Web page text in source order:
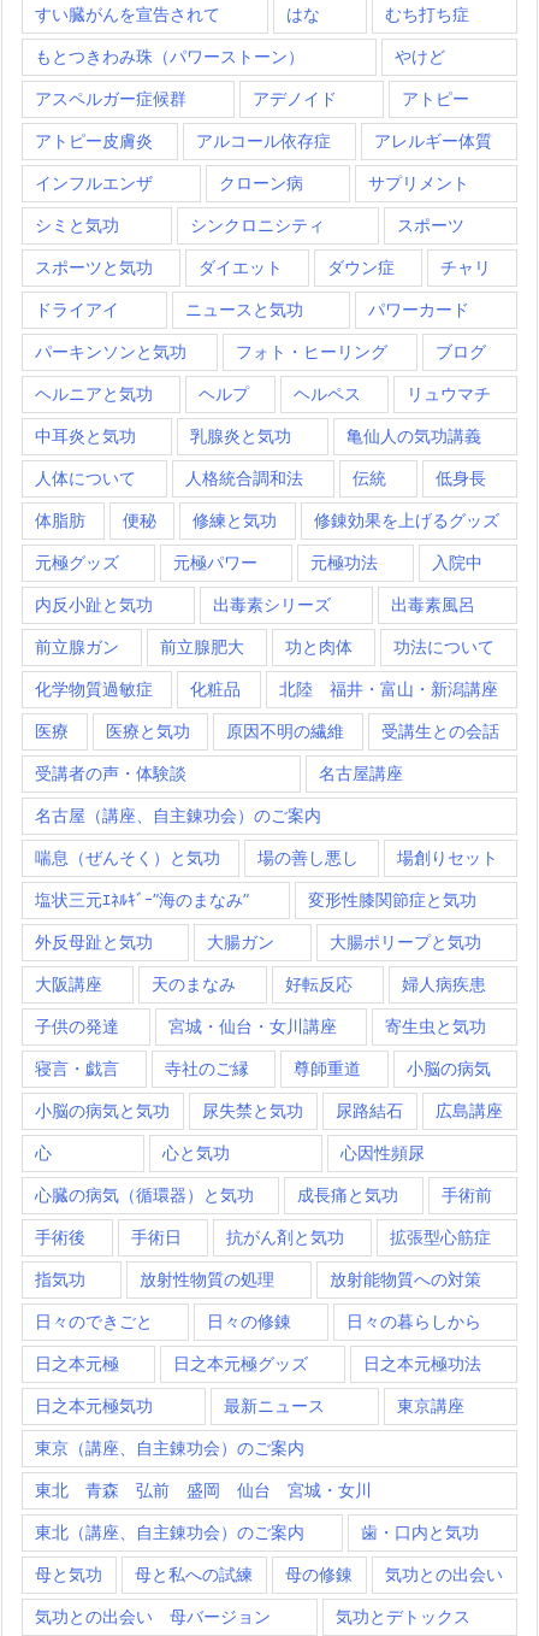
すい臓がんを宣告されて はな むち打ち症
もとつきわみ珠（パワーストーン） やけど
アスペルガー症候群 アデノイド アトピー
アトピー皮膚炎 アルコール依存症 アレルギー体質
インフルエンザ クローン病 サプリメント
シミと気功 シンクロニシティ スポーツ
スポーツと気功 ダイエット ダウン症 チャリ
ドライアイ ニュースと気功 パワーカード
パーキンソンと気功 フォト・ヒーリング ブログ
ヘルニアと気功 ヘルプ ヘルペス リュウマチ
中耳炎と気功 乳腺炎と気功 亀仙人の気功講義
人体について 人格統合調和法 伝統 低身長
体脂肪 便秘 修練と気功 修錬効果を上げるグッズ
元極グッズ 元極パワー 元極功法 入院中
内反小趾と気功 出毒素シリーズ 出毒素風呂
前立腺ガン 前立腺肥大 功と肉体 功法について
化学物質過敏症 化粧品 北陸 福井・富山・新潟講座
医療 医療と気功 原因不明の繊維 受講生との会話
受講者の声・体験談 名古屋講座
名古屋（講座、自主錬功会）のご案内
喘息（ぜんそく）と気功 場の善し悪し 場創りセット
塩状三元ｴﾈﾙｷﾞｰ”海のまなみ” 変形性膝関節症と気功
外反母趾と気功 大腸ガン 大腸ポリープと気功
大阪講座 天のまなみ 好転反応 婦人病疾患
子供の発達 宮城・仙台・女川講座 寄生虫と気功
寝言・戯言 寺社のご縁 尊師重道 小脳の病気
小脳の病気と気功 尿失禁と気功 尿路結石 広島講座
心 心と気功 心因性頻尿
心臓の病気（循環器）と気功 成長痛と気功 手術前
手術後 手術日 抗がん剤と気功 拡張型心筋症
指気功 放射性物質の処理 放射能物質への対策
日々のできごと 日々の修錬 日々の暮らしから
日之本元極 日之本元極グッズ 日之本元極功法
日之本元極気功 最新ニュース 東京講座
東京（講座、自主錬功会）のご案内
東北 青森 弘前 盛岡 仙台 宮城・女川
東北（講座、自主錬功会）のご案内 歯・口内と気功
母と気功 母と私への試練 母の修錬 気功との出会い
気功との出会い 母バージョン 気功とデトックス